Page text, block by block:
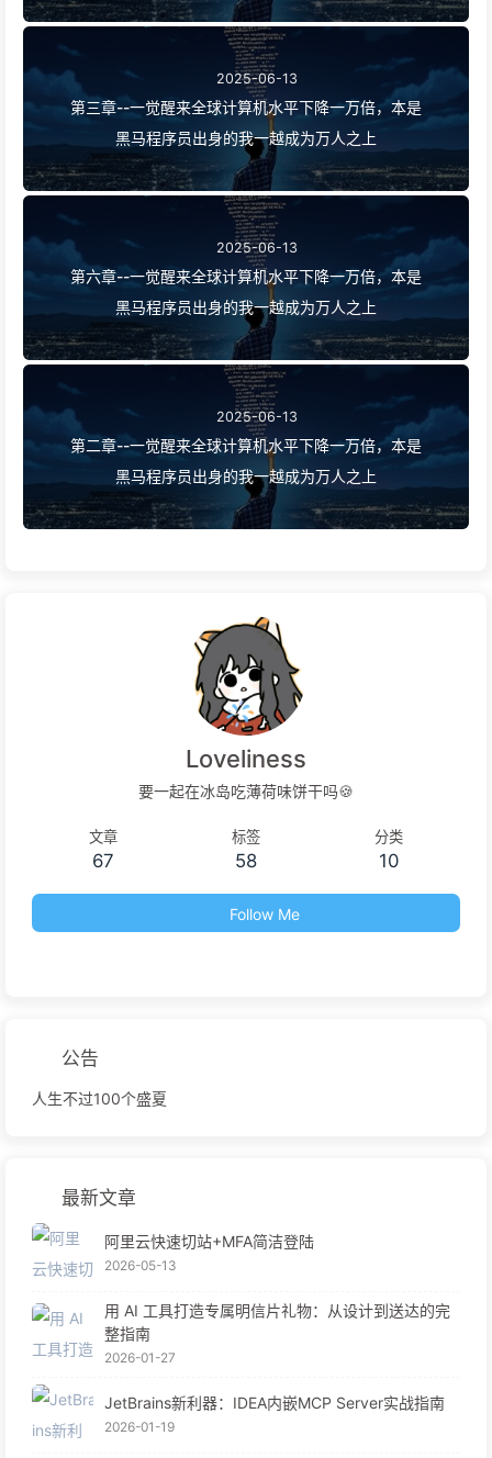
2025-06-13
第三章--一觉醒来全球计算机水平下降一万倍，本是
黑马程序员出身的我一越成为万人之上
2025-06-13
第六章--一觉醒来全球计算机水平下降一万倍，本是
黑马程序员出身的我一越成为万人之上
2025-06-13
第二章--一觉醒来全球计算机水平下降一万倍，本是
黑马程序员出身的我一越成为万人之上
Loveliness
要一起在冰岛吃薄荷味饼干吗🍪
文章
67
标签
58
分类
10
Follow Me
公告
人生不过100个盛夏
最新文章
阿里云快速切站+MFA简洁登陆
2026-05-13
用 AI 工具打造专属明信片礼物：从设计到送达的完
整指南
2026-01-27
JetBrains新利器：IDEA内嵌MCP Server实战指南
2026-01-19